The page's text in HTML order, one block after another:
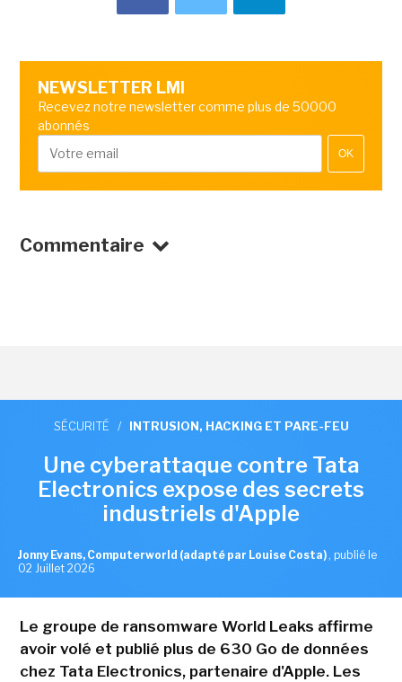
NEWSLETTER LMI
Recevez notre newsletter comme plus de 50000
abonnés
OK
Commentaire
SÉCURITÉ / INTRUSION, HACKING ET PARE-FEU
Une cyberattaque contre Tata
Electronics expose des secrets
industriels d'Apple
Jonny Evans, Computerworld (adapté par Louise Costa) , publié le
02 Juillet 2026
Le groupe de ransomware World Leaks affirme
avoir volé et publié plus de 630 Go de données
chez Tata Electronics, partenaire d'Apple. Les